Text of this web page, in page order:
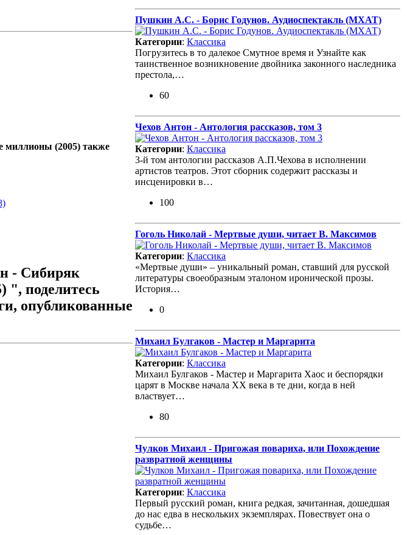
миллионы (2005) также
- Сибиряк
", поделитесь
опубликованные
Пушкин А.С. - Борис Годунов. Аудиоспектакль (МХАТ)
Категории: Классика
Погрузитесь в то далекое Смутное время и Узнайте как
таинственное возникновение двойника законного наследника
престола,…
60
Чехов Антон - Антология рассказов, том 3
Категории: Классика
3-й том антологии рассказов А.П.Чехова в исполнении
артистов театров. Этот сборник содержит рассказы и
инсценировки в…
100
Гоголь Николай - Мертвые души, читает В. Максимов
Категории: Классика
«Мертвые души» – уникальный роман, ставший для русской
литературы своеобразным эталоном иронической прозы.
История…
0
Михаил Булгаков - Мастер и Маргарита
Категории: Классика
Михаил Булгаков - Мастер и Маргарита Хаос и беспорядки
царят в Москве начала XX века в те дни, когда в ней
властвует…
80
Чулков Михаил - Пригожая повариха, или Похождение
развратной женщины
Категории: Классика
Первый русский роман, книга редкая, зачитанная, дошедшая
до нас едва в нескольких экземплярах. Повествует она о
судьбе…